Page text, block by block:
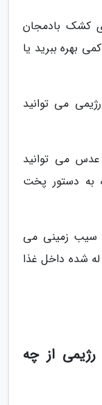
کشک بادمجان
بهره ببرید یا
می توانید
می توانید
دستور پخت
سیب زمینی می
شده داخل غذا
از چه